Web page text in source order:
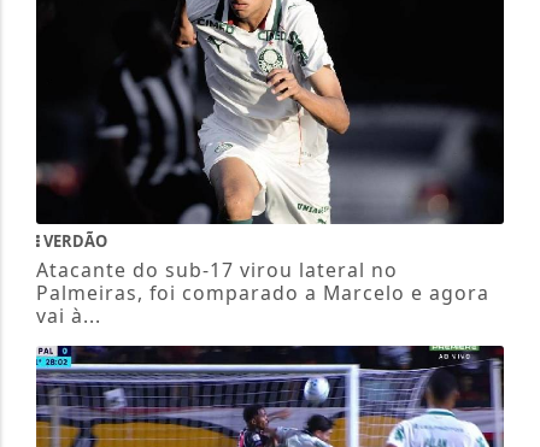
VERDÃO
Atacante do sub-17 virou lateral no
Palmeiras, foi comparado a Marcelo e agora
vai à...